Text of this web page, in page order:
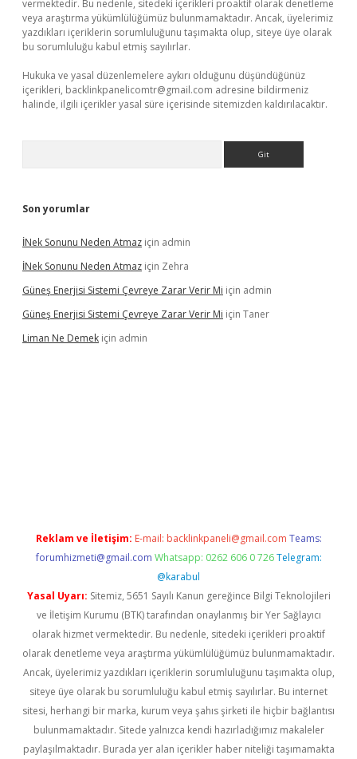
vermektedir. Bu nedenle, sitedeki içerikleri proaktif olarak denetleme
veya araştırma yükümlülüğümüz bulunmamaktadır. Ancak, üyelerimiz
yazdıkları içeriklerin sorumluluğunu taşımakta olup, siteye üye olarak
bu sorumluluğu kabul etmiş sayılırlar.
Hukuka ve yasal düzenlemelere aykırı olduğunu düşündüğünüz
içerikleri, backlinkpanelicomtr@gmail.com adresine bildirmeniz
halinde, ilgili içerikler yasal süre içerisinde sitemizden kaldırılacaktır.
Son yorumlar
İNek Sonunu Neden Atmaz için admin
İNek Sonunu Neden Atmaz için Zehra
Güneş Enerjisi Sistemi Çevreye Zarar Verir Mi için admin
Güneş Enerjisi Sistemi Çevreye Zarar Verir Mi için Taner
Liman Ne Demek için admin
Reklam ve İletişim: E-mail: backlinkpaneli@gmail.com Teams:
forumhizmeti@gmail.com Whatsapp: 0262 606 0 726 Telegram:
@karabul
Yasal Uyarı: Sitemiz, 5651 Sayılı Kanun gereğince Bilgi Teknolojileri
ve İletişim Kurumu (BTK) tarafından onaylanmış bir Yer Sağlayıcı
olarak hizmet vermektedir. Bu nedenle, sitedeki içerikleri proaktif
olarak denetleme veya araştırma yükümlülüğümüz bulunmamaktadır.
Ancak, üyelerimiz yazdıkları içeriklerin sorumluluğunu taşımakta olup,
siteye üye olarak bu sorumluluğu kabul etmiş sayılırlar. Bu internet
sitesi, herhangi bir marka, kurum veya şahıs şirketi ile hiçbir bağlantısı
bulunmamaktadır. Sitede yalnızca kendi hazırladığımız makaleler
paylaşılmaktadır. Burada yer alan içerikler haber niteliği taşımamakta